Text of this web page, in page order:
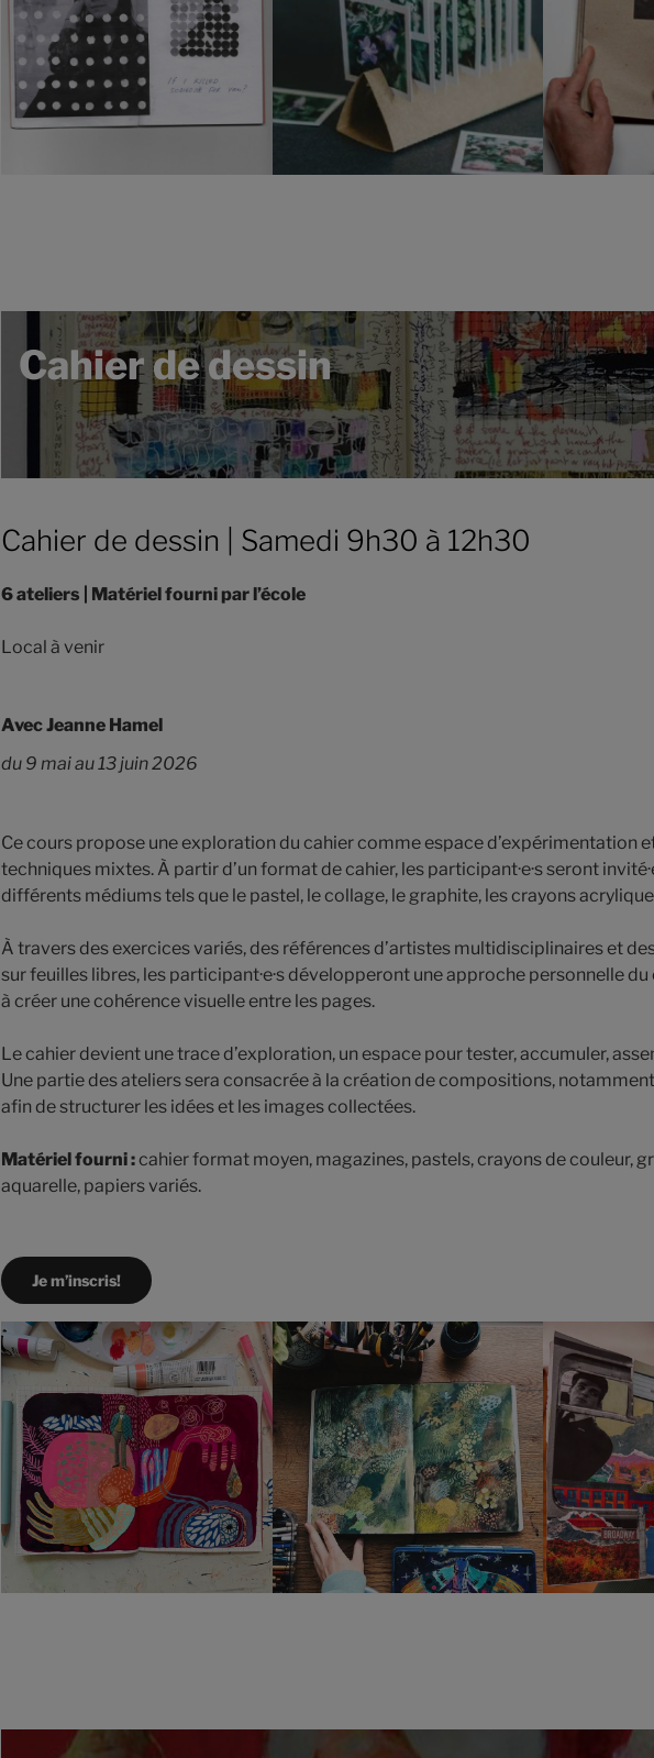
Cahier de dessin
Cahier de dessin | Samedi 9h30 à 12h30
6 ateliers | Matériel fourni par l’école
Local à venir
AvecJeanne Hamel
du 9 mai au 13 juin 2026
Ce cours propose une exploration du cahier comme espace d’expérimentation
techniques mixtes. À partir d’un format de cahier, les participant·e·s seront
différents médiums tels que le pastel, le collage, le graphite, les crayons
À travers des exercices variés, des références d’artistes multidisciplinaires et
sur feuilles libres, les participant·e·s développeront une approche personnelle du
à créer une cohérence visuelle entre les pages.
Le cahier devient une trace d’exploration, un espace pour tester, accumuler,
Une partie des ateliers sera consacrée à la création de compositions,
afin de structurer les idées et les images collectées.
Matériel fourni :cahier format moyen, magazines, pastels, crayons de couleur,
aquarelle, papiers variés.
Je m’inscris!